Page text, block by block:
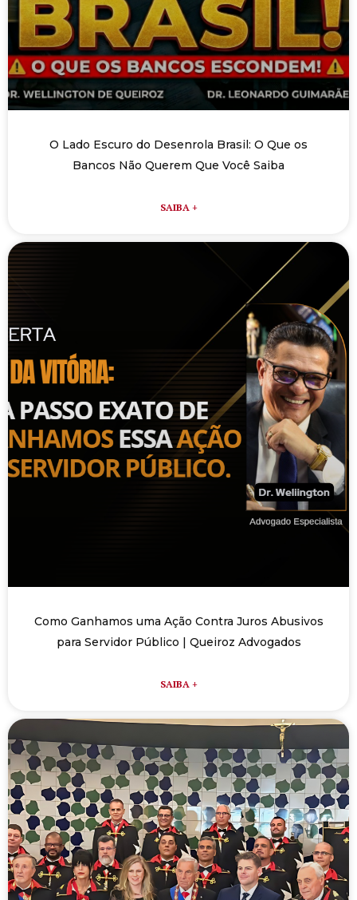
O Lado Escuro do Desenrola Brasil: O Que os
Bancos Não Querem Que Você Saiba
SAIBA +
Como Ganhamos uma Ação Contra Juros Abusivos
para Servidor Público | Queiroz Advogados
SAIBA +